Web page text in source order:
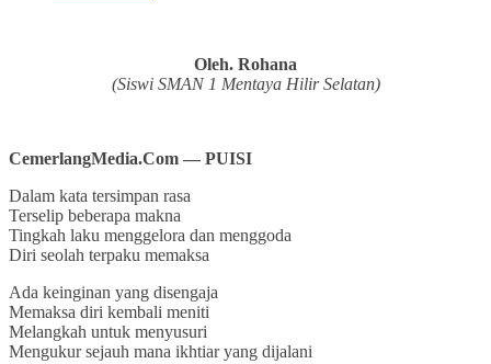
Oleh. Rohana
(Siswi SMAN 1 Mentaya Hilir Selatan)
CemerlangMedia.Com — PUISI
Dalam kata tersimpan rasa
Terselip beberapa makna
Tingkah laku menggelora dan menggoda
Diri seolah terpaku memaksa
Ada keinginan yang disengaja
Memaksa diri kembali meniti
Melangkah untuk menyusuri
Mengukur sejauh mana ikhtiar yang dijalani